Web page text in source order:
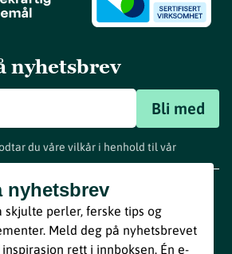
nyhetsbrev
Bli med
du våre vilkår i henhold til vår
nyhetsbrev
skjulte perler, ferske tips og
Meld deg på nyhetsbrevet
rett i innboksen. Én e-